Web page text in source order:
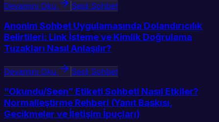
Devamını Oku Sesli Sohbet
Anonim Sohbet Uygulamasında Dolandırıcılık
Belirtileri: Link İsteme ve Kimlik Doğrulama
Tuzakları Nasıl Anlaşılır?
Devamını Oku Sesli Sohbet
“Okundu/Seen” Etiketi Sohbeti Nasıl Etkiler?
Normalleştirme Rehberi (Yanıt Baskısı,
Gecikmeler ve İletişim İpuçları)